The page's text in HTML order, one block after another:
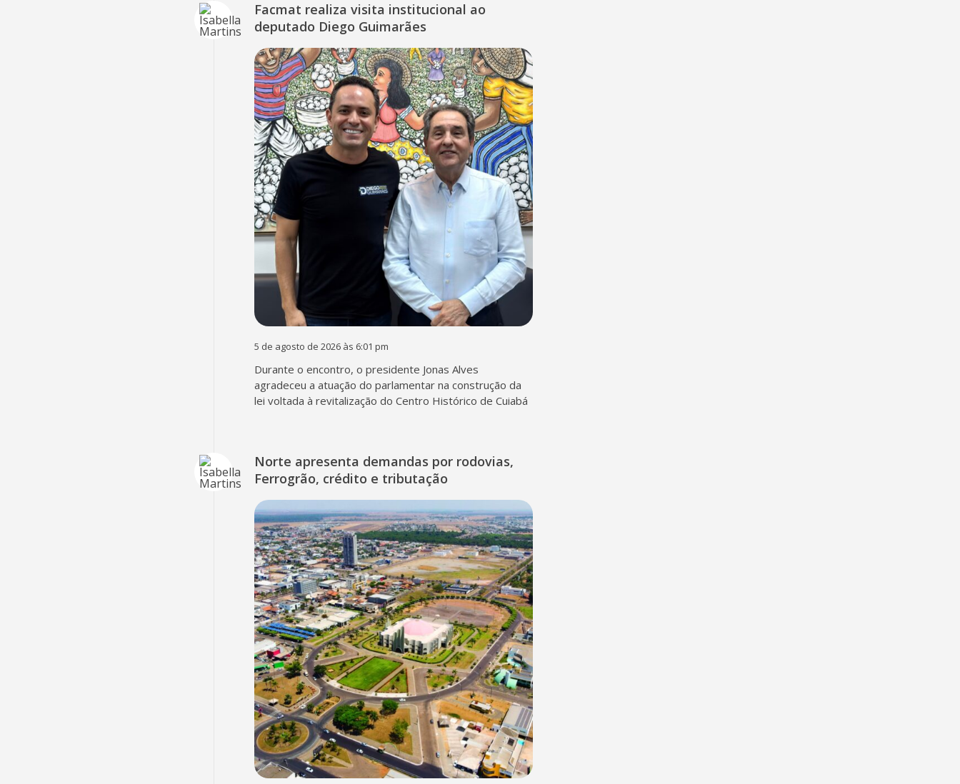
Facmat realiza visita institucional ao
deputado Diego Guimarães
5 de agosto de 2026 às 6:01 pm
Durante o encontro, o presidente Jonas Alves
agradeceu a atuação do parlamentar na construção da
lei voltada à revitalização do Centro Histórico de Cuiabá
Norte apresenta demandas por rodovias,
Ferrogrão, crédito e tributação